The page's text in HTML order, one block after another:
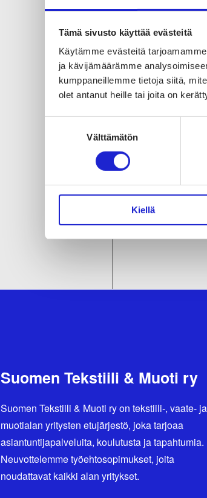
Tämä sivusto käyttää evästeitä
Käytämme evästeitä
ja kävijämäärämme
kumppaneillemme tietoja siitä,
olet antanut heille tai joita on
Välttämätön
Kiellä
Suomen Tekstiili & Muoti ry
Suomen Tekstiili & Muoti ry on tekstiili-, vaate- ja
muotialan yritysten etujärjestö, joka tarjoaa
asiantuntijapalveluita, koulutusta ja tapahtumia.
Neuvottelemme työehtosopimukset, joita
noudattavat kaikki alan yritykset.